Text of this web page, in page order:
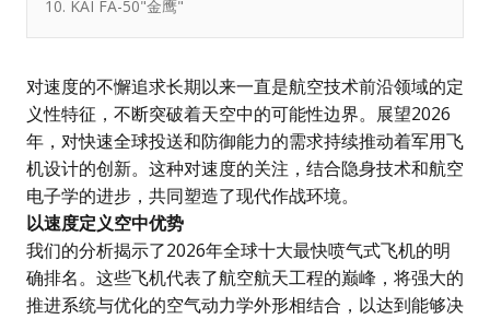
10. KAI FA-50"金鹰"
对速度的不懈追求长期以来一直是航空技术前沿领域的定
义性特征，不断突破着天空中的可能性边界。展望2026
年，对快速全球投送和防御能力的需求持续推动着军用飞
机设计的创新。这种对速度的关注，结合隐身技术和航空
电子学的进步，共同塑造了现代作战环境。
以速度定义空中优势
我们的分析揭示了2026年全球十大最快喷气式飞机的明
确排名。这些飞机代表了航空航天工程的巅峰，将强大的
推进系统与优化的空气动力学外形相结合，以达到能够决